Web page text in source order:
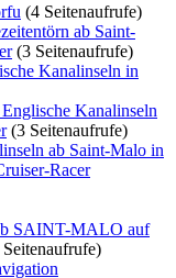
(4 Seitenaufrufe)
ab Saint-
(3 Seitenaufrufe)
Kanalinseln in
Kanalinseln
(3 Seitenaufrufe)
ab Saint-Malo in
Racer
SAINT-MALO auf